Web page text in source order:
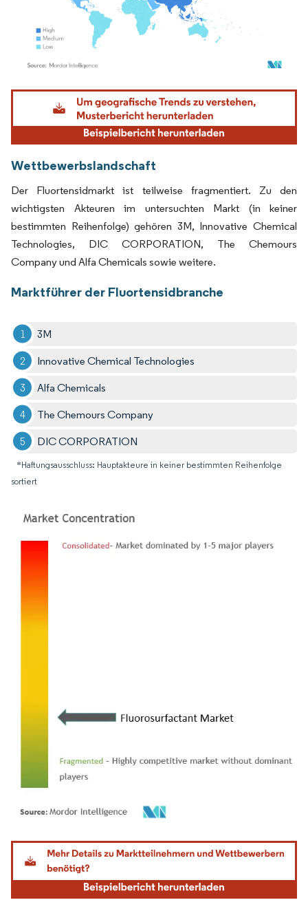
Bild © Mordor Intelligence. Wiederverwendung erfordert Namensnennung gemäß
Wettbewerbslandschaft
Der Fluortensidmarkt ist teilweise fragmentiert. Zu den
wichtigsten Akteuren im untersuchten Markt (in keiner
bestimmten Reihenfolge) gehören 3M, Innovative Chemical
Technologies, DIC CORPORATION, The Chemours
Company und Alfa Chemicals sowie weitere.
Marktführer der Fluortensidbranche
3M
Innovative Chemical Technologies
Alfa Chemicals
The Chemours Company
DIC CORPORATION
*Haftungsausschluss: Hauptakteure in keiner bestimmten Reihenfolge
sortiert
Bild © Mordor Intelligence. Wiederverwendung erfordert Namensnennung gemäß